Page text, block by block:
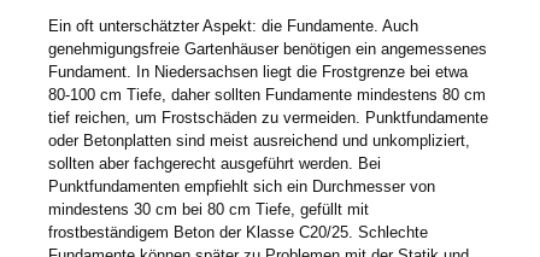
Ein oft unterschätzter Aspekt: die Fundamente. Auch
genehmigungsfreie Gartenhäuser benötigen ein angemessenes
Fundament. In Niedersachsen liegt die Frostgrenze bei etwa
80-100 cm Tiefe, daher sollten Fundamente mindestens 80 cm
tief reichen, um Frostschäden zu vermeiden. Punktfundamente
oder Betonplatten sind meist ausreichend und unkompliziert,
sollten aber fachgerecht ausgeführt werden. Bei
Punktfundamenten empfiehlt sich ein Durchmesser von
mindestens 30 cm bei 80 cm Tiefe, gefüllt mit
frostbeständigem Beton der Klasse C20/25. Schlechte